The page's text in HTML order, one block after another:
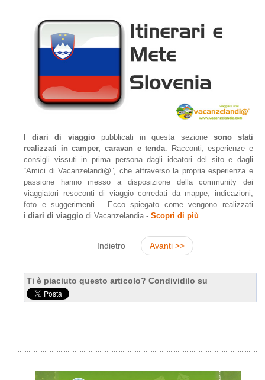
I diari di viaggiopubblicati in questa sezione sono stati
realizzati in camper, caravan e tenda. Racconti, esperienze e
consigli vissuti in prima persona dagli ideatori del sito e dagli
“Amici di Vacanzelandi@”, che attraverso la propria esperienza e
passione hanno messo a disposizione della community dei
viaggiatori resoconti di viaggio corredati da mappe, indicazioni,
foto e suggerimenti. Ecco spiegato come vengono realizzati
i diari di viaggio di Vacanzelandia - Scopri di più
Indietro Avanti >>
Ti è piaciuto questo articolo? Condividilo su